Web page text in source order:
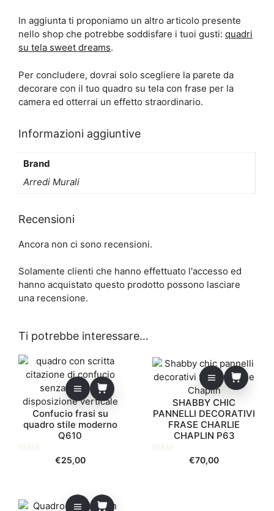
In aggiunta ti proponiamo un altro articolo presente
nello shop che potrebbe soddisfare i tuoi gusti: quadri
su tela sweet dreams.
Per concludere, dovrai solo scegliere la parete da
decorare con il tuo quadro su tela con frase per la
camera ed otterrai un effetto straordinario.
Informazioni aggiuntive
Brand
Arredi Murali
Recensioni
Ancora non ci sono recensioni.
Solamente clienti che hanno effettuato l'accesso ed
hanno acquistato questo prodotto possono lasciare
una recensione.
Ti potrebbe interessare…
Confucio frasi su
quadro stile moderno
Q610
€25,00
SHABBY CHIC
PANNELLI DECORATIVI
FRASE CHARLIE
CHAPLIN P63
€70,00